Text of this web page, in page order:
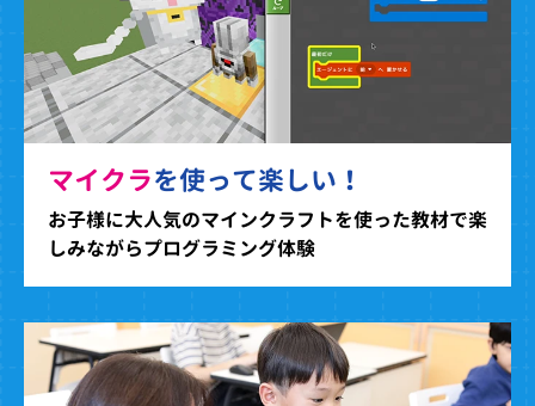
マイクラを使って楽しい！
お子様に大人気のマインクラフトを使った教材で楽
しみながらプログラミング体験